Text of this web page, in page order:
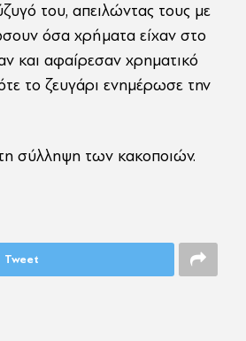
του, απειλώντας τους με
όσα χρήματα είχαν στο
και αφαίρεσαν χρηματικό
το ζευγάρι ενημέρωσε την
τη σύλληψη των κακοποιών.
Tweet